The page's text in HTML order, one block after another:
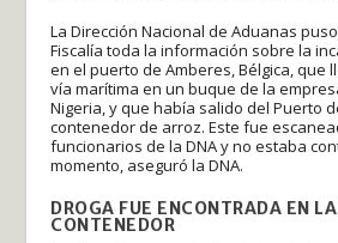
La Dirección Nacional de Aduanas
Fiscalía toda la información sobre la
en el puerto de Amberes, Bélgica, que
vía marítima en un buque de la
Nigeria, y que había salido del Puerto
contenedor de arroz. Este fue
funcionarios de la DNA y no estaba
momento, aseguró la DNA.
DROGA FUE ENCONTRADA EN
CONTENEDOR